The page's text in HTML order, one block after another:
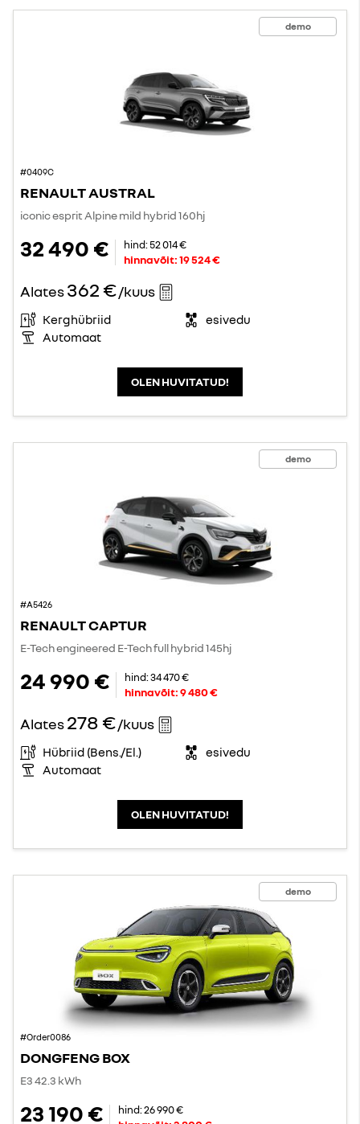
demo
#0409C
RENAULT AUSTRAL
iconic esprit Alpine mild hybrid 160hj
32 490 € hind:52 014 €
hinnavõit:19 524 €
Alates362 €/kuus
Kerghübriid
esivedu
Automaat
OLEN HUVITATUD!
demo
#A5426
RENAULT CAPTUR
E-Tech engineered E-Tech full hybrid 145hj
24 990 € hind:34 470 €
hinnavõit:9 480 €
Alates278 €/kuus
Hübriid (Bens./El.)
esivedu
Automaat
OLEN HUVITATUD!
demo
#Order0086
DONGFENG BOX
E3 42.3 kWh
23 190 € hind:26 990 €